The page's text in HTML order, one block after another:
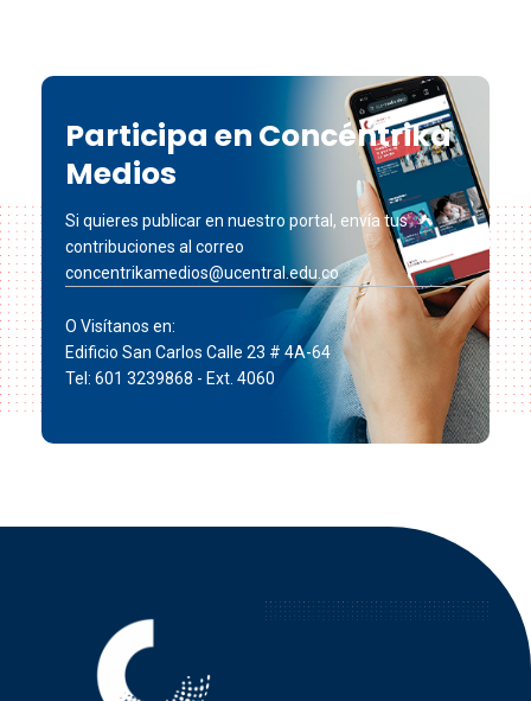
Participa en Concéntrika
Medios
Si quieres publicar en nuestro portal, envía tus
contribuciones al correo
concentrikamedios@ucentral.edu.co
O Visítanos en:
Edificio San Carlos Calle 23 # 4A-64
Tel: 601 3239868 - Ext. 4060